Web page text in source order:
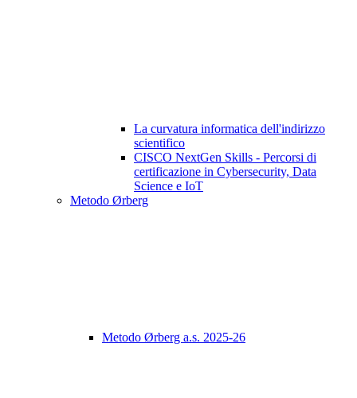
La curvatura informatica dell'indirizzo
scientifico
CISCO NextGen Skills - Percorsi di
certificazione in Cybersecurity, Data
Science e IoT
Metodo Ørberg
Metodo Ørberg a.s. 2025-26